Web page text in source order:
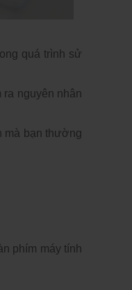
quá trình sử
nguyên nhân
mà bạn thường
phím máy tính